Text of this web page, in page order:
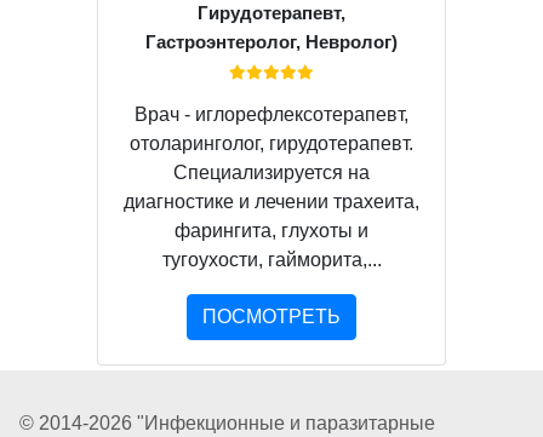
Гирудотерапевт,
Гастроэнтеролог, Невролог)
Врач - иглорефлексотерапевт,
отоларинголог, гирудотерапевт.
Специализируется на
диагностике и лечении трахеита,
фарингита, глухоты и
тугоухости, гайморита,...
ПОСМОТРЕТЬ
© 2014-2026 "Инфекционные и паразитарные